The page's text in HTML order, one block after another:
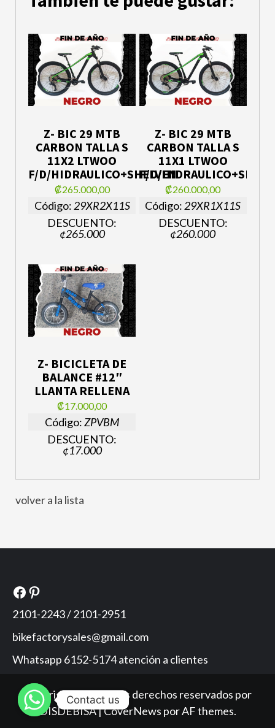
Z- BIC 29 MTB
CARBON TALLA S
11X2 LTWOO
F/D/HIDRAULICO+SHELVEN
₡265.000,00
Código: 29XR2X11S
DESCUENTO:
¢265.000
Z- BIC 29 MTB
CARBON TALLA S
11X1 LTWOO
F/D/
₡260.000,00
Código: 29XR1X11S
DESCUENTO:
¢260.000
Z- BICICLETA DE
BALANCE #12″
LLANTA RELLENA
₡17.000,00
Código:ZPVBM
DESCUENTO:
¢17.000
volver a la lista
Facebook
Pinterest
2101-2243 / 2101-2951
bikefactorysales@gmail.com
Whatsapp 6152-5174 atención a clientes
Copyright © Todos los derechos reservados por
DISDEBISA|CoverNews por AF themes.
Contact us
Contact us